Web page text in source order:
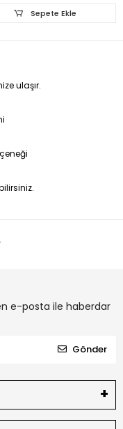
Sepete Ekle
ulaşır.
e-posta ile haberdar
Gönder